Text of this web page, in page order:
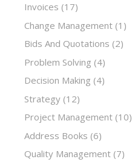
Invoices (17)
Change Management (1)
Bids And Quotations (2)
Problem Solving (4)
Decision Making (4)
Strategy (12)
Project Management (10)
Address Books (6)
Quality Management (7)